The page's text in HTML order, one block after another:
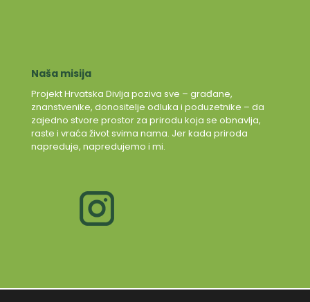
Naša misija
Projekt Hrvatska Divlja poziva sve – građane,
znanstvenike, donositelje odluka i poduzetnike – da
zajedno stvore prostor za prirodu koja se obnavlja,
raste i vraća život svima nama. Jer kada priroda
napreduje, napredujemo i mi.